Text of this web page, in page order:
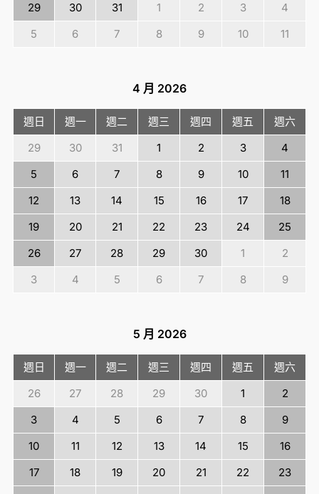
29
30 31 1 2 3
4
5
6 7 8 9 10 11
4 月 2026
週日 週一 週二 週三 週四 週五
週六
29
30 31 1 2 3
4
5
6 7 8 9 10
11
12
13 14 15 16 17
18
19
20 21 22 23 24
25
26
27 28 29 30 1
2
3
4 5 6 7 8 9
5 月 2026
週日 週一 週二 週三 週四 週五
週六
26
27 28 29 30 1
2
3
4 5 6 7 8
9
10
11 12 13 14 15
16
17
18 19 20 21 22
23